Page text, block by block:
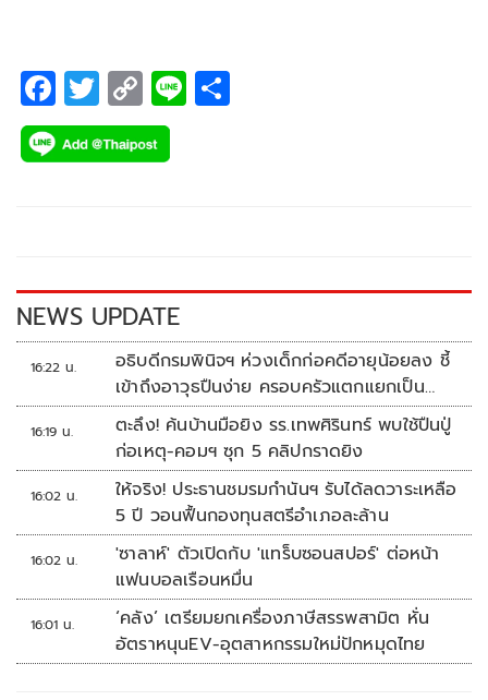
F
ac
e
k
T
wi
tt
C
o
p
k
Li
NEWS UPDATE
16:22 น.
อธิบดีกรมพินิจฯ ห่วงเด็กก่อคดีอายุน้อยลง ชี้
เข้าถึงอาวุธปืนง่าย ครอบครัวแตกแยกเป็น
ชนวนสำคัญ
16:19 น.
ตะลึง! ค้นบ้านมือยิง รร.เทพศิรินทร์ พบใช้ปืนปู่
ก่อเหตุ-คอมฯ ซุก 5 คลิปกราดยิง
16:02 น.
ให้จริง! ประธานชมรมกำนันฯ รับได้ลดวาระเหลือ
5 ปี วอนฟื้นกองทุนสตรีอำเภอละล้าน
16:02 น.
'ซาลาห์' ตัวเปิดกับ 'แทร็บซอนสปอร์' ต่อหน้า
แฟนบอลเรือนหมื่น
16:01 น.
‘คลัง’ เตรียมยกเครื่องภาษีสรรพสามิต หั่น
อัตราหนุนEV-อุตสาหกรรมใหม่ปักหมุดไทย